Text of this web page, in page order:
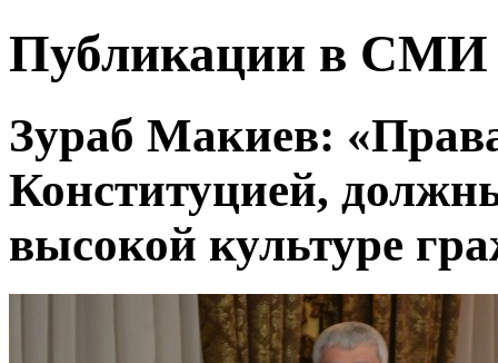
Публикации в СМИ
Зураб Макиев:
Конституцией,
высокой культуре